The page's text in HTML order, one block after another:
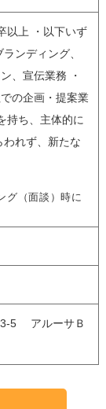
以上 ・以下いず
ンディング、
、宣伝業務 ・
の企画・提案業
持ち、主体的に
れず、新たな
グ（面談）時に
3-5 アルーサＢ